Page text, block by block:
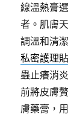
線溫熱膏
者。肌膚
調溫和清
私密護理
蟲止癢消
前將皮膚
膚藥膏，